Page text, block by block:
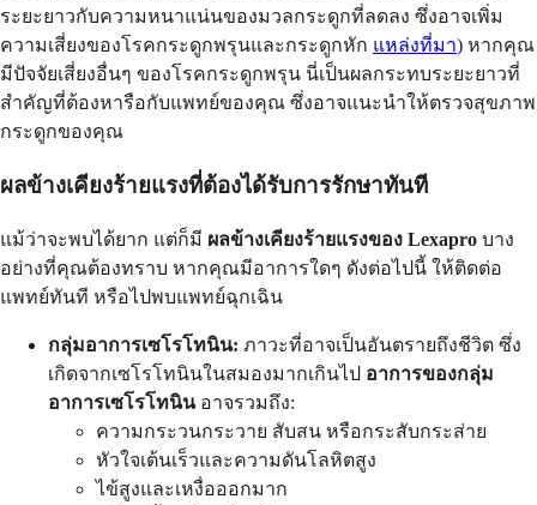
ระยะยาวกับความหนาแน่นของมวลกระดูกที่ลดลง ซึ่งอาจเพิ่ม
ความเสี่ยงของโรคกระดูกพรุนและกระดูกหัก แหล่งที่มา) หากคุณ
มีปัจจัยเสี่ยงอื่นๆ ของโรคกระดูกพรุน นี่เป็นผลกระทบระยะยาวที่
สำคัญที่ต้องหารือกับแพทย์ของคุณ ซึ่งอาจแนะนำให้ตรวจสุขภาพ
กระดูกของคุณ
ผลข้างเคียงร้ายแรงที่ต้องได้รับการรักษาทันที
แม้ว่าจะพบได้ยาก แต่ก็มี ผลข้างเคียงร้ายแรงของ Lexapro บาง
อย่างที่คุณต้องทราบ หากคุณมีอาการใดๆ ดังต่อไปนี้ ให้ติดต่อ
แพทย์ทันที หรือไปพบแพทย์ฉุกเฉิน
กลุ่มอาการเซโรโทนิน: ภาวะที่อาจเป็นอันตรายถึงชีวิต ซึ่ง
เกิดจากเซโรโทนินในสมองมากเกินไป อาการของกลุ่ม
อาการเซโรโทนินอาจรวมถึง:
ความกระวนกระวาย สับสน หรือกระสับกระส่าย
หัวใจเต้นเร็วและความดันโลหิตสูง
ไข้สูงและเหงื่อออกมาก